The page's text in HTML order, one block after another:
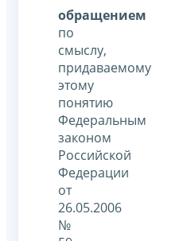
обращением
по
смыслу,
придаваемому
этому
понятию
Федеральным
законом
Российской
Федерации
от
26.05.2006
№